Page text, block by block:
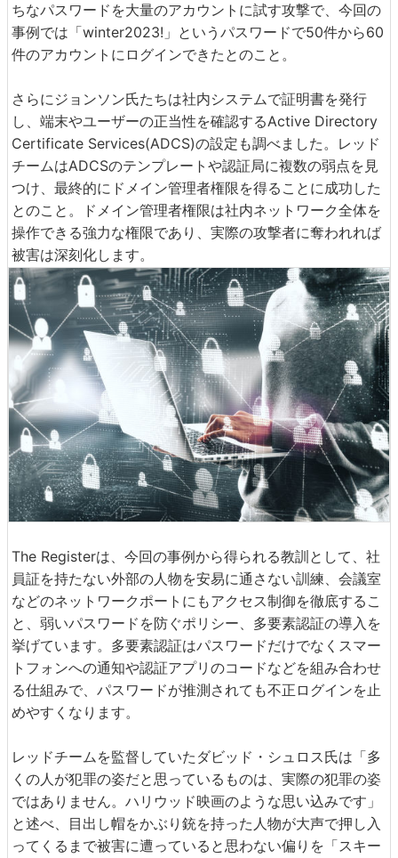
ちなパスワードを大量のアカウントに試す攻撃で、今回の
事例では「winter2023!」というパスワードで50件から60
件のアカウントにログインできたとのこと。
さらにジョンソン氏たちは社内システムで証明書を発行
し、端末やユーザーの正当性を確認するActive Directory
Certificate Services(ADCS)の設定も調べました。レッド
チームはADCSのテンプレートや認証局に複数の弱点を見
つけ、最終的にドメイン管理者権限を得ることに成功した
とのこと。ドメイン管理者権限は社内ネットワーク全体を
操作できる強力な権限であり、実際の攻撃者に奪われれば
被害は深刻化します。
The Registerは、今回の事例から得られる教訓として、社
員証を持たない外部の人物を安易に通さない訓練、会議室
などのネットワークポートにもアクセス制御を徹底するこ
と、弱いパスワードを防ぐポリシー、多要素認証の導入を
挙げています。多要素認証はパスワードだけでなくスマー
トフォンへの通知や認証アプリのコードなどを組み合わせ
る仕組みで、パスワードが推測されても不正ログインを止
めやすくなります。
レッドチームを監督していたダビッド・シュロス氏は「多
くの人が犯罪の姿だと思っているものは、実際の犯罪の姿
ではありません。ハリウッド映画のような思い込みです」
と述べ、目出し帽をかぶり銃を持った人物が大声で押し入
ってくるまで被害に遭っていると思わない偏りを「スキー